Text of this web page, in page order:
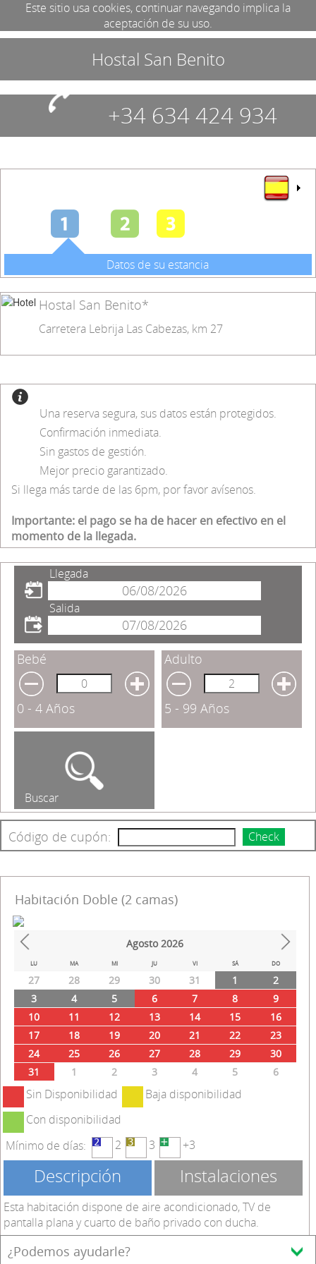
Este sitio usa cookies, continuar navegando implica la
aceptación de su uso.
Hostal San Benito
+34 634 424 934
Datos de su estancia
Hostal San Benito*
Carretera Lebrija Las Cabezas, km 27
Una reserva segura, sus datos están protegidos.
Confirmación inmediata.
Sin gastos de gestión.
Mejor precio garantizado.
Si llega más tarde de las 6pm, por favor avísenos.
Importante: el pago se ha de hacer en efectivo en el
momento de la llegada.
Llegada
Salida
Bebé
0 - 4 Años
Adulto
5 - 99 Años
Buscar
Código de cupón: Check
Habitación Doble (2 camas)
Prev Next
Agosto 2026
LU MA MI JU VI SÁ DO
27 28 29 30 31 1
2
3
4 5 6 7 8
9
10
11 12 13 14 15
16
17
18 19 20 21 22
23
24
25 26 27 28 29
30
31
1 2 3 4 5 6
Sin Disponibilidad
Baja disponibilidad
Con disponibilidad
Mínimo de días:
2 3 +3
Descripción Instalaciones
Esta habitación dispone de aire acondicionado, TV de
pantalla plana y cuarto de baño privado con ducha.
¿Podemos ayudarle?